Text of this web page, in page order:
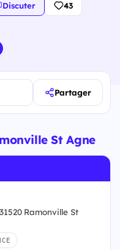
Discuter 43
Partager
St Agne
Ramonville St